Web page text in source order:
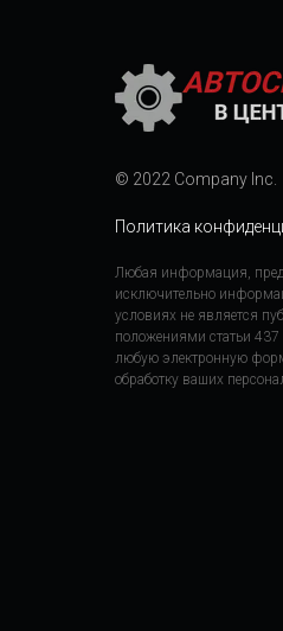
© 2022 Company Inc.
Политика
Любая информация,
исключительно
условиях не является
положениями статьи
любую электронную
обработку ваших